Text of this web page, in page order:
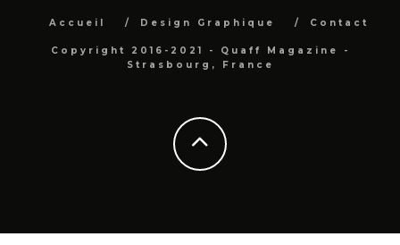
Accueil Design Graphique Contact
Copyright 2016-2021 - Quaff Magazine -
Strasbourg, France